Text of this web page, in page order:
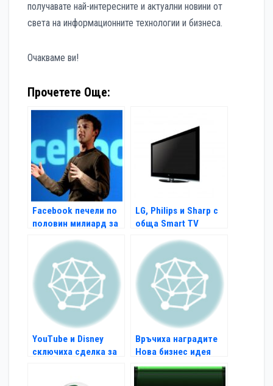
получавате най-интересните и актуални новини от
света на информационните технологии и бизнеса.
Очакваме ви!
Прочетете Още:
Facebook печели по
половин милиард за
LG, Philips и Sharp с
обща Smart TV
YouTube и Disney
сключиха сделка за
Връчиха наградите
Нова бизнес идея